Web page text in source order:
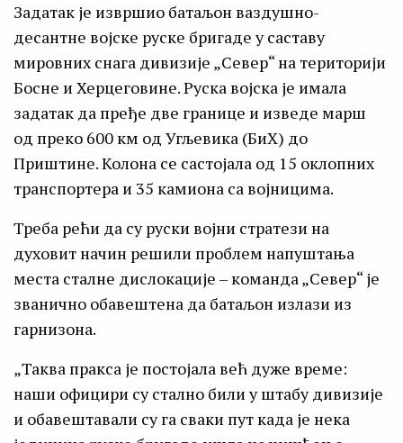
Задатак је извршио батаљон ваздушно-
десантне војске руске бригаде у саставу
мировних снага дивизије „Север“ на територији
Босне и Херцеговине. Руска војска је имала
задатак да пређе две границе и изведе марш
од преко 600 км од Угљевика (БиХ) до
Приштине. Колона се састојала од 15 оклопних
транспортера и 35 камиона са војницима.
Треба рећи да су руски војни стратези на
духовит начин решили проблем напуштања
места сталне дислокације – команда „Север“ је
званично обавештена да батаљон излази из
гарнизона.
„Таква пракса је постојала већ дуже време:
наши официри су стално били у штабу дивизије
и обавештавали су га сваки пут када је нека